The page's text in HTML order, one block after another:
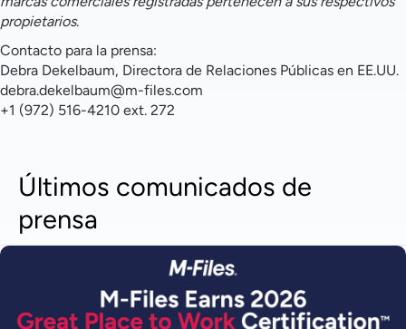
propietarios.
Contacto para la prensa:
Debra Dekelbaum, Directora de Relaciones Públicas en EE.UU.
debra.dekelbaum@m-files.com
+1 (972) 516-4210 ext. 272
Últimos comunicados de
prensa